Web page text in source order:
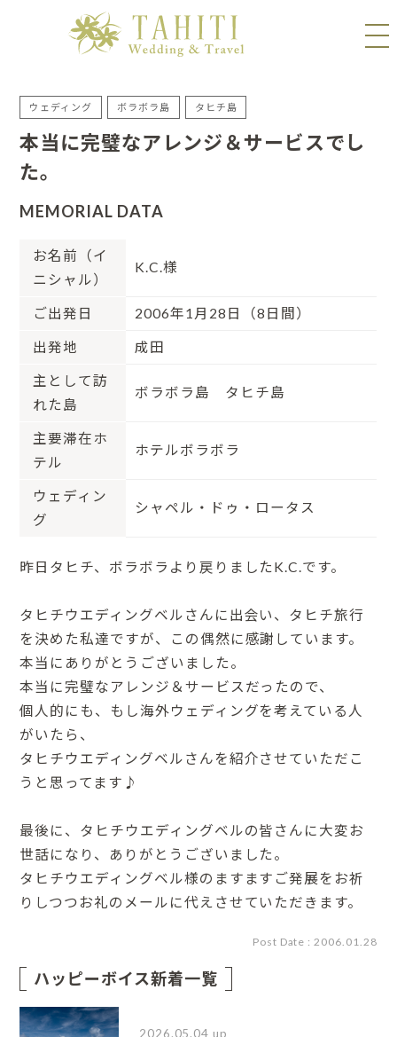
ウェディング ボラボラ島 タヒチ島
本当に完璧なアレンジ＆サービスでし
た。
MEMORIAL DATA
お名前（イ
ニシャル）
K.C.様
ご出発日 2006年1月28日（8日間）
出発地 成田
主として訪
れた島
ボラボラ島 タヒチ島
主要滞在ホ
テル
ホテルボラボラ
ウェディン
グ
シャペル・ドゥ・ロータス
昨日タヒチ、ボラボラより戻りましたK.C.です。
タヒチウエディングベルさんに出会い、タヒチ旅行
を決めた私達ですが、この偶然に感謝しています。
本当にありがとうございました。
本当に完璧なアレンジ＆サービスだったので、
個人的にも、もし海外ウェディングを考えている人
がいたら、
タヒチウエディングベルさんを紹介させていただこ
うと思ってます♪
最後に、タヒチウエディングベルの皆さんに大変お
世話になり、ありがとうございました。
タヒチウエディングベル様のますますご発展をお祈
りしつつお礼のメールに代えさせていただきます。
Post Date : 2006.01.28
ハッピーボイス新着一覧
2026.05.04 up